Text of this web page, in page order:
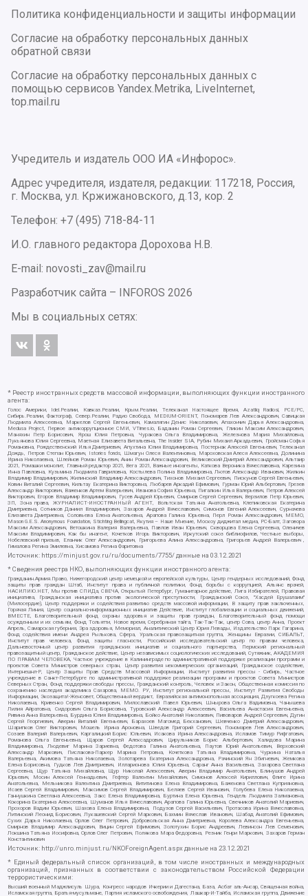
Политика конфиденциальности и защиты информации
Согласие на обработку персональных данных
обратной связи
Согласие на обработку персональных данных с
помощью сервисов Yandex.Metrika, LiveInternet,
top.mail.ru
Учредитель и издатель ООО ИА «Инфорос».
Адрес учредителя, издателя, редакции: 117218, Россия,
г. Москва, ул. Кржижановского, д.13, кор. 2
Телефон: +7 (495) 718-84-11
И.О. главного редактора Дорохова Н.В.
E-mail: novosti_zav@mail.ru
Разработчик сайта –
INFOROS 2026
Мы в социальных сетях:
* Реестр иностранных средств массовой информации, выполняющих функции иностранного
агента:
Голос Америки, Idel.Реалии, Кавказ.Реалии, Крым.Реалии, Телеканал Настоящее Время, Azatliq Radiosi, PCE/PC,
Сибирь.Реалии, Фактограф, Север.Реалии, Радио Свобода, MEDIUM-ORIENT, Пономарев Лев Александрович, Савицкая
Людмила Алексеевна, Маркелов Сергей Евгеньевич, Камалягин Денис Николаевич, Апахончич Дарья Александровна,
Medusa Project, Первое антикоррупционное СМИ, VTimes.io, Баданин Роман Сергеевич, Гликин Максим Александрович,
Маняхин Петр Борисович, Ярош Юлия Петровна, Чуракова Ольга Владимировна, Железнова Мария Михайловна,
Лукьянова Юлия Сергеевна, Маетная Елизавета Витальевна, The Insider SIA, Рубин Михаил Аркадьевич, Гройсман Софья
Романовна, Рождественский Илья Дмитриевич, Апухтина Юлия Владимировна, Постернак Алексей Евгеньевич, Телеканал
Дождь, Петров Степан Юрьевич, Istories fonds, Шмагун Олеся Валентиновна, Мароховская Алеся Алексеевна, Долинина
Ирина Николаевна, Шлейнов Роман Юрьевич, Анин Роман Александрович, Великовский Дмитрий Александрович, Альтаир
2021, Ромашки монолит, Главный редактор 2021, Вега 2021, Важные иноагенты, Каткова Вероника Вячеславовна, Карезина
Инна Павловна, Кузьмина Людмила Гавриловна, Костылева Полина Владимировна, Лютов Александр Иванович, Жилкин
Владимир Владимирович, Жилинский Владимир Александрович, Тихонов Михаил Сергеевич, Пискунов Сергей Евгеньевич,
Ковин Виталий Сергеевич, Кильтау Екатерина Викторовна, Любарев Аркадий Ефимович, Гурман Юрий Альбертович, Грезев
Александр Викторович, Важенков Артем Валерьевич, Иванова София Юрьевна, Пигалкин Илья Валерьевич, Петров Алексей
Викторович, Егоров Владимир Владимирович, Гусев Андрей Юрьевич, Смирнов Сергей Сергеевич, Верзилов Петр Юрьевич,
ЗП, Зона права, ЖУРНАЛИСТ-ИНОСТРАННЫЙ АГЕНТ, Вольтская Татьяна Анатольевна, Клепиковская Екатерина
Дмитриевна, Сотников Даниил Владимирович, Захаров Андрей Вячеславович, Симонов Евгений Алексеевич, Сурначева
Елизавета Дмитриевна, Соловьева Елена Анатольевна, Арапова Галина Юрьевна, Перл Роман Александрович, МЕМО,
Mason G.E.S. Anonymous Foundation, Stichting Bellingcat, Якутия – Наше Мнение, Москоу диджитал медиа, РС-Балт, Заговора
Максим Александрович, Ветошкина Валерия Валерьевна, Павлов Иван Юрьевич, Скворцова Елена Сергеевна, Оленичев
Максим Владимирович, Как бы инагент, Кочетков Игорь Викторович, Иркутский союз библиофилов, Честные выборы,
Нобелевский призыв, Еланчик Олег Александрович, Григорьева Алина Александровна, Григорьев Андрей Валерьевич ,
Гималова Регина Эмилевна, Хисамова Регина Фаритовна
Источник: https://minjust.gov.ru/ru/documents/7755/данные на 03.12.2021
* Сведения реестра НКО, выполняющих функции иностранного агента:
Гражданин.Армия.Право, Нижегородский центр немецкой и европейской культуры, Центр гендерных исследований, Фонд
защиты прав граждан Штаб, Институт права и публичной политики, Фонд борьбы с коррупцией, Альянс врачей,
НАСИЛИЮ.НЕТ, Мы против СПИДа, СВЕЧА, Открытый Петербург, Гуманитарное действие, Лига Избирателей, Правовая
инициатива, Гражданская инициатива против экологической преступности, Гражданский Союз, "Хасдей Ерушалаим"
(Милосердие), Центр поддержки и содействия развитию средств массовой информации, В защиту прав заключенных,
Горячая Линия, Центр социально-информационных инициатив Действие, Институт глобализации и социальных движений,
ВМЕСТЕ, Благотворительный фонд охраны здоровья и защиты прав граждан, Благотворительный фонд помощи
осужденным и их семьям, Фонд Тольятти, Новое время, Серебряная тайга, Так-Так-Так, центр Сова, центр Анна, Проект
Апрель, Самарская губерния, Эра здоровья, Мемориал, Аналитический Центр Юрия Левады, Издательство Парк Гагарина,
Фонд содействия имени Андрея Рылькова, Сфера, Уральская правозащитная группа, Женщины Евразии, СИБАЛЬТ,
Институт прав человека, Фонд защиты гласности, Российский исследовательский центр по правам человека,
Дальневосточный центр развития гражданских инициатив и социального партнерства, Пермский региональный
правозащитный центр, Гражданское действие, Центр независимых социологических исследований, Сутяжник, АКАДЕМИЯ
ПО ПРАВАМ ЧЕЛОВЕКА, Частное учреждение в Калининграде по административной поддержке реализации программ и
проектов Совета Министров северных стран, Центр развития некоммерческих организаций, Гражданское содействие,
Интернешнл-Р, Центр Защиты Прав Средств Массовой Информации, Институт развития прессы - Сибирь, Частное
учреждение в Санкт-Петербурге по административной поддержке реализации программ и проектов Совета Министров
Северных Стран, Фонд поддержки свободы прессы, Гражданский контроль, Человек и Закон, Общественная комиссия по
сохранению наследия академика Сахарова, МЕМО. РУ, Институт региональной прессы, Институт Развития Свободы
Информации, Экозащита!-Женсовет, Общественный вердикт, Евразийская антимонопольная ассоциация, Дзугкоева Регина
Николаевна, Кривенко Сергей Владимирович, Милославский Павел Юрьевич, Шнырова Ольга Вадимовна, Чанышева
Лилия Айратовна, Сидорович Ольга Борисовна, Туровский Александр Алексеевич, Васильева Анастасия Евгеньевна,
Ривина Анна Валерьевна, Бурдина Юлия Владимировна, Бойко Анатолий Николаевич, Пивоваров Андрей Сергеевич, Дугин
Сергей Георгиевич, Аверин Виталий Евгеньевич, Барахоев Магомед Бекханович, Шевченко Дмитрий Александрович,
Шарипков Олег Викторович, Мошель Ирина Ароновна, Шведов Григорий Сергеевич, Пономарев Лев Александрович,
Созаев Валерий Валерьевич, Каргалицкий Борис Юльевич, Исакова Ирина Александровна, Исламов Тимур Рифгатович,
Романова Ольга Евгеньевна, Щаров Сергей Алексадрович, Цирульников Борис Альбертович, Халидова Марина
Владимировна, Людевиг Марина Зариевна, Федотова Галина Анатольевна, Паутов Юрий Анатольевич, Верховский
Александр Маркович, Пислакова-Паркер Марина Петровна, Кочеткова Татьяна Владимировна, Чуркина Наталья
Валерьевна, Акимова Татьяна Николаевна, Золотарева Екатерина Александровна, Рачинский Ян Збигневич, Жемкова
Елена Борисовна, Гудков Лев Дмитриевич, Илларионова Юлия Юрьевна, Саранг Анна Васильевна, Захарова Светлана
Сергеевна, Щур Татьяна Михайловна, Щур Николай Алексеевич, Аверин Владимир Анатольевич, Блинушов Андрей
Юрьевич, Мосин Алексей Геннадьевич, Гефтер Валентин Михайлович, Симонов Алексей Кириллович, Флиге Ирина
Анатольевна, Мельникова Валентина Дмитриевна, Вититинова Елена Владимировна, Баженова Светлана Куприяновна,
Исаев Сергей Владимирович, Максимов Сергей Владимирович, Беляев Сергей Иванович, Голубева Елена Николаевна,
Ганнушкина Светлана Алексеевна, Закс Елена Владимировна, Буртина Елена Юрьевна, Гендель Людмила Залмановна,
Кокорина Екатерина Алексеевна, Шуманов Илья Вячеславович, Арапова Галина Юрьевна, Свечников Анатолий Мариевич,
Прохоров Вадим Юрьевич, Шахова Елена Владимировна, Подузов Сергей Васильевич, Протасова Ирина Вячеславовна,
Литинский Леонид Борисович, Лукашевский Сергей Маркович, Бахмин Вячеслав Иванович, Шабад Анатолий Ефимович,
Сухих Дарья Николаевна, Орлов Олег Петрович, Добровольская Анна Дмитриевна, Королева Александра Евгеньевна,
Смирнов Владимир Александрович, Вицин Сергей Ефимович, Золотухин Борис Андреевич, Левинсон Лев Семенович,
Локшина Татьяна Иосифовна, Орлов Олег Петрович, Полякова Мара Федоровна, Резник Генри Маркович, Захаров Герман
Константинович
Источник: http://unro.minjust.ru/NKOForeignAgent.aspxданные на 23.12.2021
* Единый федеральный список организаций, в том числе иностранных и международных
организаций, признанных в соответствии с законодательством Российской Федерации
террористическими:
Высший военный Маджлисуль Шура, Конгресс народов Ичкерии и Дагестана, База, Асбат аль-Ансар, Священная война,
Исламская группа, Братья-мусульмане, Партия исламского освобождения, Лашкар-И-Тайба, Исламская группа, Движение